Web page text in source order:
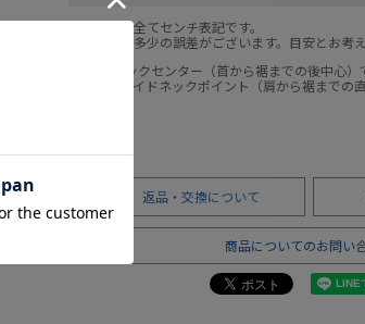
採寸結果は全てセンチ表記です。
商品により多少の誤差がございます。目安とお考
※BCはバックセンター（首から裾までの後中心）
※SNPはサイドネックポイント（肩から裾までの
返品・交換について
商品についてのお問い